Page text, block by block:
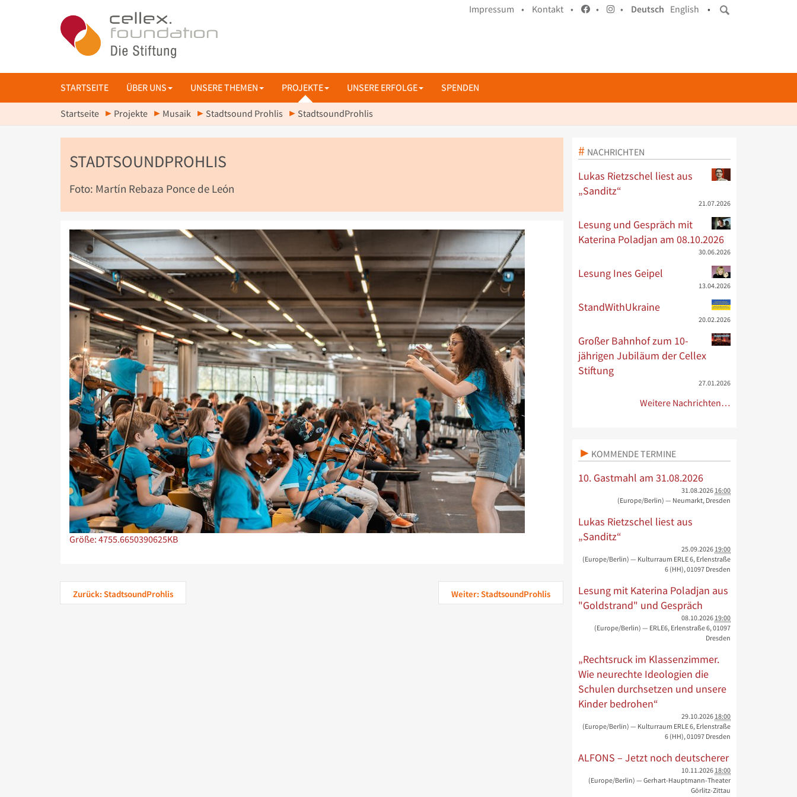
Impressum • Kontakt • • • Deutsch English •
STARTSEITE ÜBER UNS UNSERE THEMEN PROJEKTE UNSERE ERFOLGE SPENDEN
Startseite Projekte Musaik Stadtsound Prohlis StadtsoundProhlis
STADTSOUNDPROHLIS
Foto: Martín Rebaza Ponce de León
Zeige Bild in voller Größe…
Größe: 4755.6650390625KB
Zurück: StadtsoundProhlis Weiter: StadtsoundProhlis
NACHRICHTEN
Lukas Rietzschel liest aus
„Sanditz“
21.07.2026
Lesung und Gespräch mit
Katerina Poladjan am 08.10.2026
30.06.2026
Lesung Ines Geipel
13.04.2026
StandWithUkraine
20.02.2026
Großer Bahnhof zum 10-
jährigen Jubiläum der Cellex
Stiftung
27.01.2026
Weitere Nachrichten…
KOMMENDE TERMINE
10. Gastmahl am 31.08.2026
31.08.2026 16:00
(Europe/Berlin) — Neumarkt, Dresden
Lukas Rietzschel liest aus
„Sanditz“
25.09.2026 19:00
(Europe/Berlin) — Kulturraum ERLE 6, Erlenstraße
6 (HH), 01097 Dresden
Lesung mit Katerina Poladjan aus
"Goldstrand" und Gespräch
08.10.2026 19:00
(Europe/Berlin) — ERLE6, Erlenstraße 6, 01097
Dresden
„Rechtsruck im Klassenzimmer.
Wie neurechte Ideologien die
Schulen durchsetzen und unsere
Kinder bedrohen“
29.10.2026 18:00
(Europe/Berlin) — Kulturraum ERLE 6, Erlenstraße
6 (HH), 01097 Dresden
ALFONS – Jetzt noch deutscherer
10.11.2026 18:00
(Europe/Berlin) — Gerhart-Hauptmann-Theater
Görlitz-Zittau